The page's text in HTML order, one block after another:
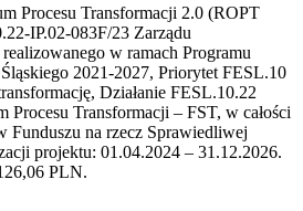
Procesu Transformacji 2.0 (ROPT
IP.02-083F/23 Zarządu
w ramach Programu
2021-2027, Priorytet FESL.10
Działanie FESL.10.22
Procesu Transformacji – FST, w całości
Funduszu na rzecz Sprawiedliwej
projektu: 01.04.2024 – 31.12.2026.
PLN.